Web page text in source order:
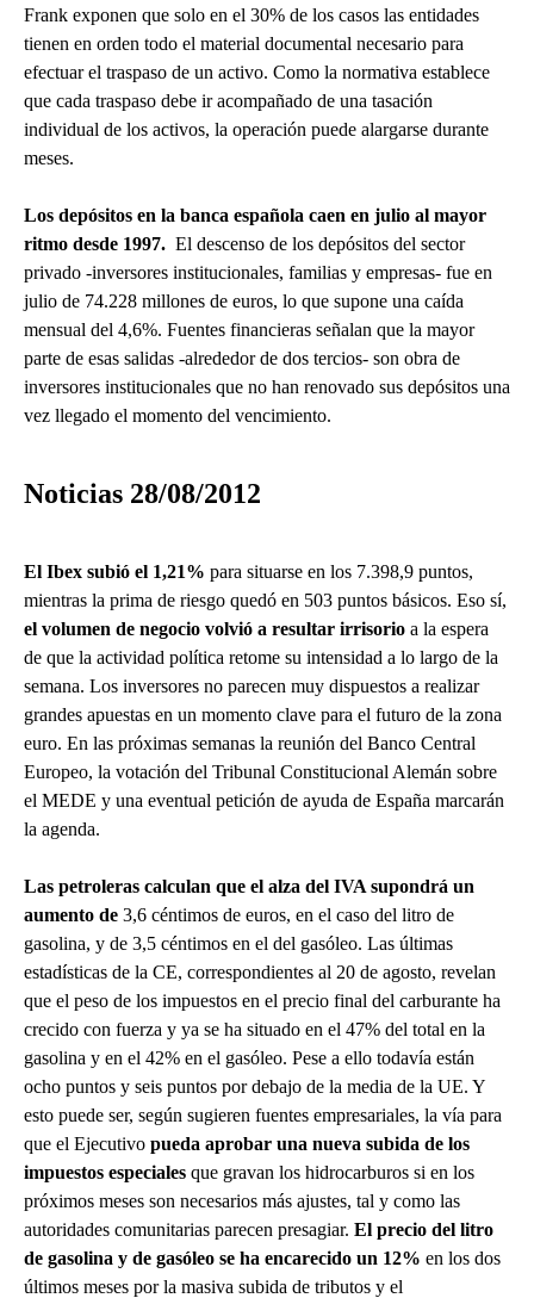
Frank exponen que solo en el 30% de los casos las entidades
tienen en orden todo el material documental necesario para
efectuar el traspaso de un activo. Como la normativa establece
que cada traspaso debe ir acompañado de una tasación
individual de los activos, la operación puede alargarse durante
meses.
Los depósitos en la banca española caen en julio al mayor
ritmo desde 1997. El descenso de los depósitos del sector
privado -inversores institucionales, familias y empresas- fue en
julio de 74.228 millones de euros, lo que supone una caída
mensual del 4,6%. Fuentes financieras señalan que la mayor
parte de esas salidas -alrededor de dos tercios- son obra de
inversores institucionales que no han renovado sus depósitos una
vez llegado el momento del vencimiento.
Noticias 28/08/2012
El Ibex subió el 1,21% para situarse en los 7.398,9 puntos,
mientras la prima de riesgo quedó en 503 puntos básicos. Eso sí,
el volumen de negocio volvió a resultar irrisorio a la espera
de que la actividad política retome su intensidad a lo largo de la
semana. Los inversores no parecen muy dispuestos a realizar
grandes apuestas en un momento clave para el futuro de la zona
euro. En las próximas semanas la reunión del Banco Central
Europeo, la votación del Tribunal Constitucional Alemán sobre
el MEDE y una eventual petición de ayuda de España marcarán
la agenda.
Las petroleras calculan que el alza del IVA supondrá un
aumento de 3,6 céntimos de euros, en el caso del litro de
gasolina, y de 3,5 céntimos en el del gasóleo. Las últimas
estadísticas de la CE, correspondientes al 20 de agosto, revelan
que el peso de los impuestos en el precio final del carburante ha
crecido con fuerza y ya se ha situado en el 47% del total en la
gasolina y en el 42% en el gasóleo. Pese a ello todavía están
ocho puntos y seis puntos por debajo de la media de la UE. Y
esto puede ser, según sugieren fuentes empresariales, la vía para
que el Ejecutivo pueda aprobar una nueva subida de los
impuestos especiales que gravan los hidrocarburos si en los
próximos meses son necesarios más ajustes, tal y como las
autoridades comunitarias parecen presagiar. El precio del litro
de gasolina y de gasóleo se ha encarecido un 12% en los dos
últimos meses por la masiva subida de tributos y el